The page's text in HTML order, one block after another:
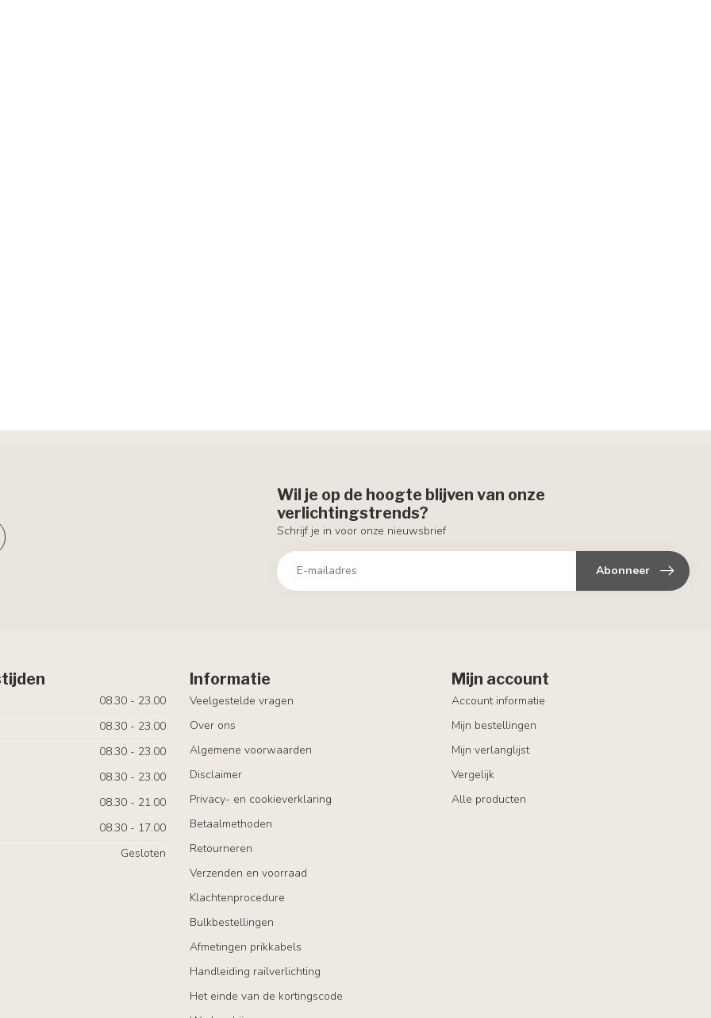
Wil je op de hoogte blijven van onze
verlichtingstrends?
Schrijf je in voor onze nieuwsbrief
Abonneer
08.30 - 23.00
08.30 - 23.00
08.30 - 23.00
08.30 - 23.00
08.30 - 21.00
08.30 - 17.00
Gesloten
Informatie
Veelgestelde vragen
Over ons
Algemene voorwaarden
Disclaimer
Privacy- en cookieverklaring
Betaalmethoden
Retourneren
Verzenden en voorraad
Klachtenprocedure
Bulkbestellingen
Afmetingen prikkabels
Handleiding railverlichting
Het einde van de kortingscode
Mijn account
Account informatie
Mijn bestellingen
Mijn verlanglijst
Vergelijk
Alle producten